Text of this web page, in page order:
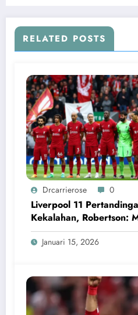
RELATED POSTS
Drcarrierose 0
Liverpool 11
Kekalahan, Robertson:
Perbaikan
Januari 15, 2026